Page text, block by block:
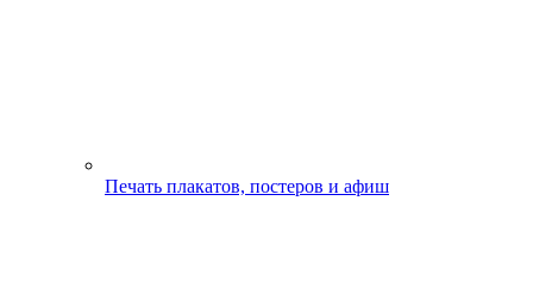
Печать плакатов, постеров и афиш